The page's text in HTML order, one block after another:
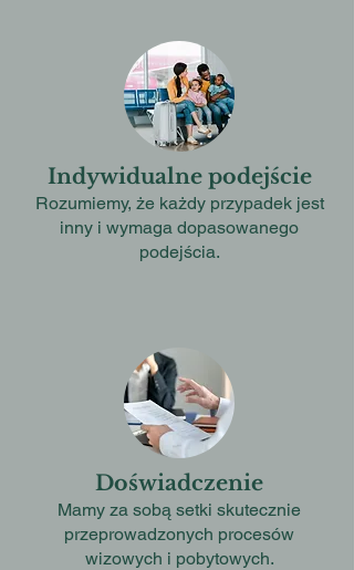
Indywidualne podejście
Rozumiemy, że każdy przypadek jest
inny i wymaga dopasowanego
podejścia.
Doświadczenie
Mamy za sobą setki skutecznie
przeprowadzonych procesów
wizowych i pobytowych.